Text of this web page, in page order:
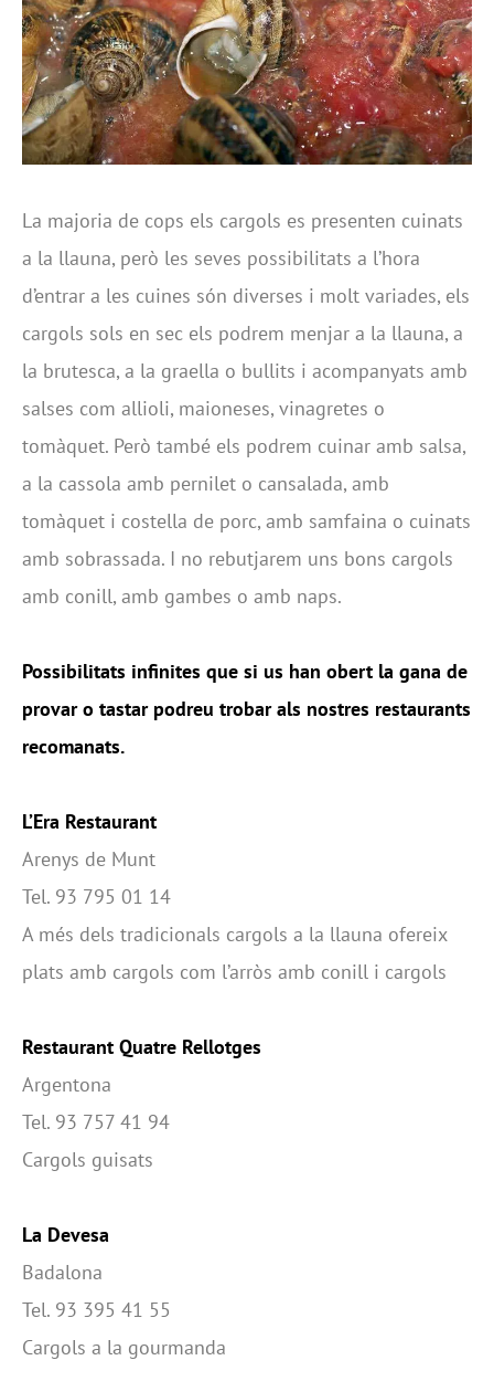
La majoria de cops els cargols es presenten cuinats
a la llauna, però les seves possibilitats a l’hora
d’entrar a les cuines són diverses i molt variades, els
cargols sols en sec els podrem menjar a la llauna, a
la brutesca, a la graella o bullits i acompanyats amb
salses com allioli, maioneses, vinagretes o
tomàquet. Però també els podrem cuinar amb salsa,
a la cassola amb pernilet o cansalada, amb
tomàquet i costella de porc, amb samfaina o cuinats
amb sobrassada. I no rebutjarem uns bons cargols
amb conill, amb gambes o amb naps.
Possibilitats infinites que si us han obert la gana de
provar o tastar podreu trobar als nostres restaurants
recomanats.
L’Era Restaurant
Arenys de Munt
Tel. 93 795 01 14
A més dels tradicionals cargols a la llauna ofereix
plats amb cargols com l’arròs amb conill i cargols
Restaurant Quatre Rellotges
Argentona
Tel. 93 757 41 94
Cargols guisats
La Devesa
Badalona
Tel. 93 395 41 55
Cargols a la gourmanda